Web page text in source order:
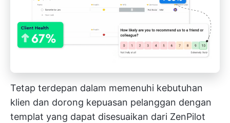
Tetap terdepan dalam memenuhi kebutuhan
klien dan dorong kepuasan pelanggan dengan
templat yang dapat disesuaikan dari ZenPilot